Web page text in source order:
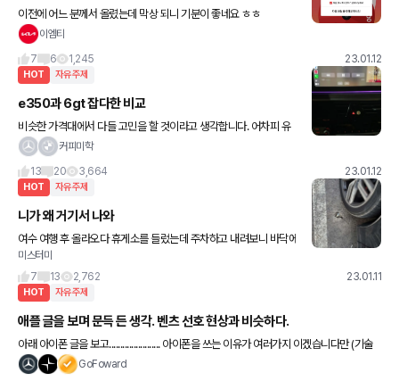
이전에 어느 분께서 올렸는데 막상 되니 기분이 좋네요 ㅎㅎ
이엠티
7
6 1,245 23.01.12
HOT 자유주제
e350과 6gt 잡다한 비교
비슷한 가격대에서 다들 고민을 할 것이라고 생각합니다. 어차피 유
튜브를 주구장창 보고 결정할 것이니 잡다한 부분에서 느낀점을 써보
커피미학
13
20 3,664 23.01.12
HOT 자유주제
니가 왜 거기서 나와
여수 여행 후 올라오다 휴게소를 들렀는데 주차하고 내려보니 바닥에
앙카라고 하나요? 어마어마한게 박혀 있네요. 밟은건가 역으로 생각
미스터미
7
13 2,762 23.01.11
HOT 자유주제
애플 글을 보며 문득 든 생각. 벤츠 선호 현상과 비슷하다.
아래 아이폰 글을 보고....................... 아이폰을 쓰는 이유가 여러가지 이겠습니다만 (기술
적이든 갬성이든 뭐든..........) 최초 아이폰 국내 도입 때 부터 써왔던 입
GoFoward